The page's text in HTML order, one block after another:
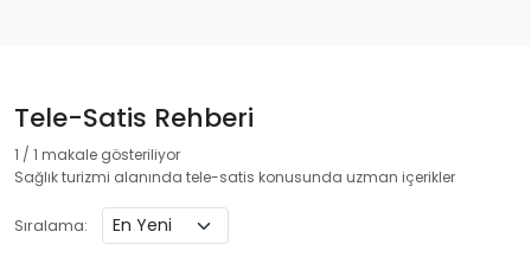
Tele-Satis Rehberi
1 / 1 makale gösteriliyor
Sağlık turizmi alanında tele-satis konusunda uzman içerikler
Sıralama: